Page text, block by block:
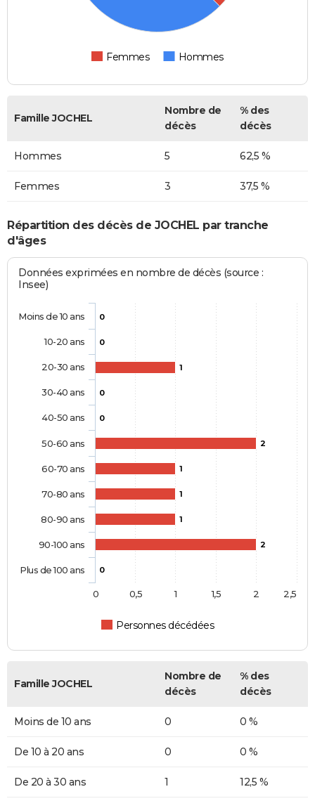
Femmes Hommes
Famille JOCHEL
Nombre de
décès
% des
décès
Hommes 5 62,5 %
Femmes 3 37,5 %
Répartition des décès de JOCHEL par tranche
d'âges
Données exprimées en nombre de décès (source :
Insee)
0
0
1
0
0
2
1
1
1
2
0
Personnes décédées
Moins de 10 ans
10-20 ans
20-30 ans
30-40 ans
40-50 ans
50-60 ans
60-70 ans
70-80 ans
80-90 ans
90-100 ans
Plus de 100 ans
0 0,5 1 1,5 2 2,5
Famille JOCHEL
Nombre de
décès
% des
décès
Moins de 10 ans 0 0 %
De 10 à 20 ans 0 0 %
De 20 à 30 ans 1 12,5 %